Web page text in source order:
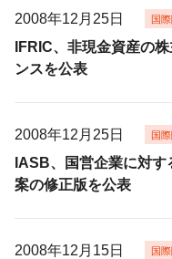
2008年12月25日 国
IFRIC、非現金資産の
ンスを公表
2008年12月25日 国
IASB、国営企業に対
案の修正版を公表
2008年12月15日 国